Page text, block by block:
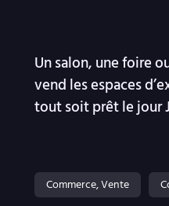
Commerce, Vente
Un salon, une foire
vend les espaces
tout soit prêt le jour